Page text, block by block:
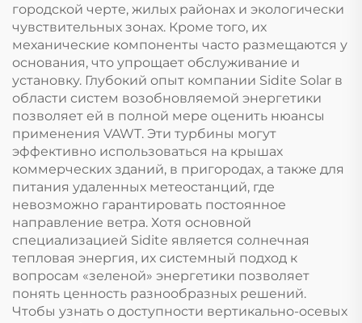
городской черте, жилых районах и экологически
чувствительных зонах. Кроме того, их
механические компоненты часто размещаются у
основания, что упрощает обслуживание и
установку. Глубокий опыт компании Sidite Solar в
области систем возобновляемой энергетики
позволяет ей в полной мере оценить нюансы
применения VAWT. Эти турбины могут
эффективно использоваться на крышах
коммерческих зданий, в пригородах, а также для
питания удаленных метеостанций, где
невозможно гарантировать постоянное
направление ветра. Хотя основной
специализацией Sidite является солнечная
тепловая энергия, их системный подход к
вопросам «зеленой» энергетики позволяет
понять ценность разнообразных решений.
Чтобы узнать о доступности вертикально-осевых